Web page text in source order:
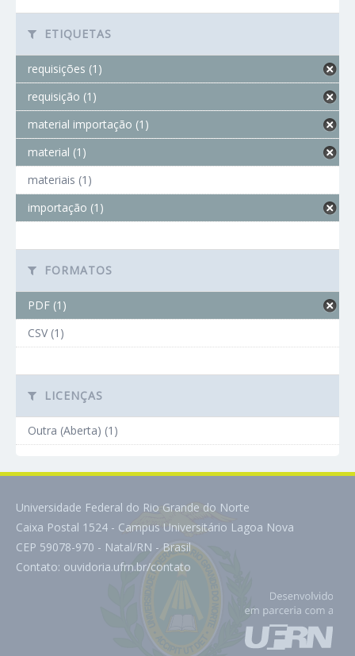
ETIQUETAS
requisições (1)
requisição (1)
material importação (1)
material (1)
materiais (1)
importação (1)
FORMATOS
PDF (1)
CSV (1)
LICENÇAS
Outra (Aberta) (1)
Universidade Federal do Rio Grande do Norte
Caixa Postal 1524 - Campus Universitário Lagoa Nova
CEP 59078-970 - Natal/RN - Brasil
Contato: ouvidoria.ufrn.br/contato